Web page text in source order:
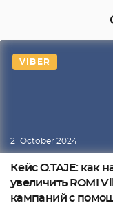
VIBER
21 October 2024
Кейс O.TAJE: как
увеличить ROMI
кампаний с